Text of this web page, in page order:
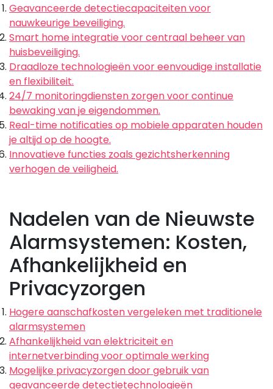
Geavanceerde detectiecapaciteiten voor
nauwkeurige beveiliging.
Smart home integratie voor centraal beheer van
huisbeveiliging.
Draadloze technologieën voor eenvoudige installatie
en flexibiliteit.
24/7 monitoringdiensten zorgen voor continue
bewaking van je eigendommen.
Real-time notificaties op mobiele apparaten houden
je altijd op de hoogte.
Innovatieve functies zoals gezichtsherkenning
verhogen de veiligheid.
Nadelen van de Nieuwste
Alarmsystemen: Kosten,
Afhankelijkheid en
Privacyzorgen
Hogere aanschafkosten vergeleken met traditionele
alarmsystemen
Afhankelijkheid van elektriciteit en
internetverbinding voor optimale werking
Mogelijke privacyzorgen door gebruik van
geavanceerde detectietechnologieën